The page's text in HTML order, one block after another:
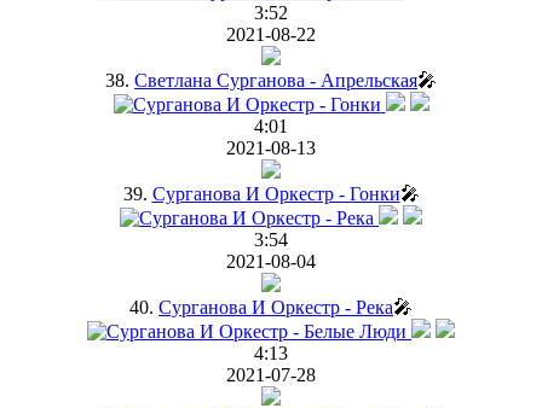
3:52
2021-08-22
38. Светлана Сурганова - Апрельская🎤
4:01
2021-08-13
39. Сурганова И Оркестр - Гонки🎤
3:54
2021-08-04
40. Сурганова И Оркестр - Река🎤
4:13
2021-07-28